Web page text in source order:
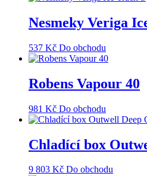
Nesmeky Veriga
537 Kč Do obchodu
Robens Vapour 40
981 Kč Do obchodu
Chladící box
9 803 Kč Do obchodu